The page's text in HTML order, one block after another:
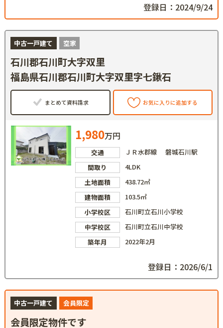
登録日：2024/9/24
中古一戸建て 空家
石川郡石川町大字双里
福島県石川郡石川町大字双里字七鍬石
まとめて資料請求 お気に入りに追加する
1,980万円
交通
ＪＲ水郡線 磐城石川駅
間取り
4LDK
土地面積
438.72㎡
建物面積
103.5㎡
小学校区
石川町立石川小学校
中学校区
石川町立石川中学校
築年月
2022年2月
登録日：2026/6/1
中古一戸建て 会員限定
会員限定物件です